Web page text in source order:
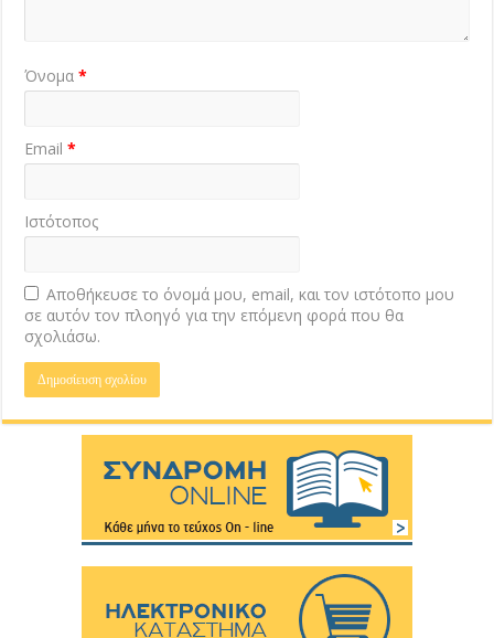
Όνομα*
Email*
Ιστότοπος
Αποθήκευσε το όνομά μου, email, και τον ιστότοπο μου
σε αυτόν τον πλοηγό για την επόμενη φορά που θα
σχολιάσω.